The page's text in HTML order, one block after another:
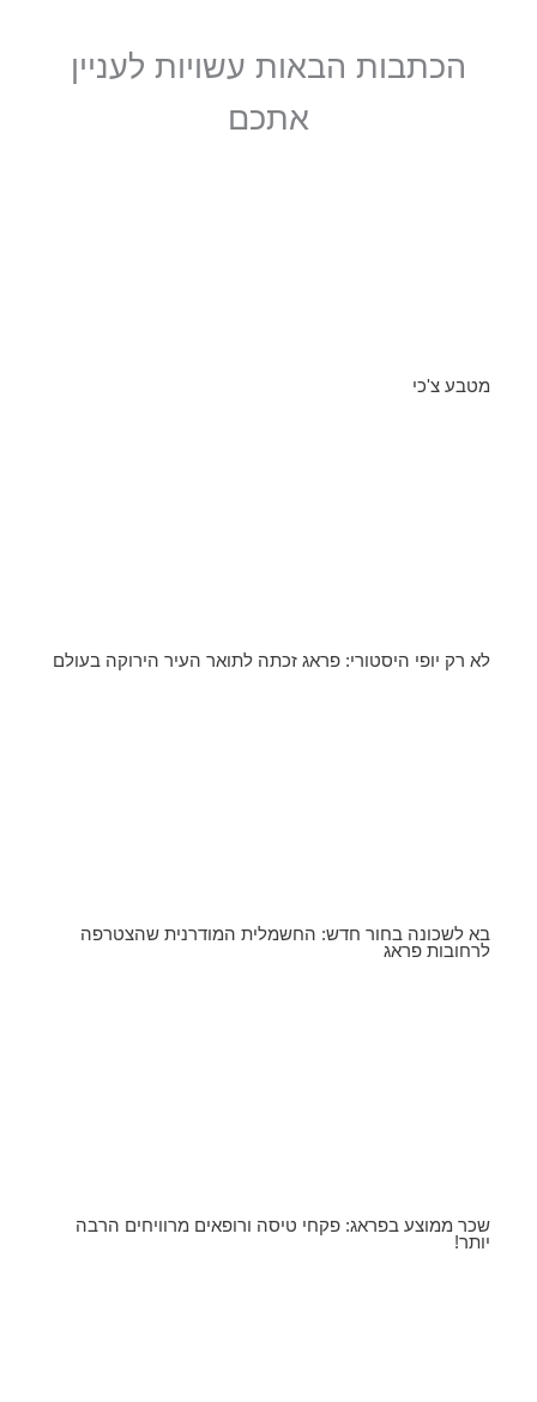
הכתבות הבאות עשויות לעניין
אתכם
מטבע צ'כי
לא רק יופי היסטורי: פראג זכתה לתואר העיר הירוקה בעולם
בא לשכונה בחור חדש: החשמלית המודרנית שהצטרפה
לרחובות פראג
שכר ממוצע בפראג: פקחי טיסה ורופאים מרוויחים הרבה
יותר!